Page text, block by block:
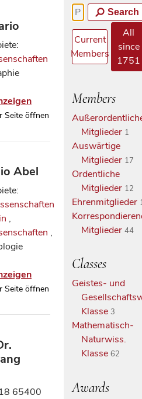
Seite öffnen
Abel
,
,
Seite öffnen
65400
Search
Current
Members
All
since
1751
Members
Mitglieder 1
Auswärtige
Mitglieder 17
Ordentliche
Mitglieder 12
Ehrenmitglieder
Mitglieder 44
Classes
Geistes- und
Klasse 3
Mathematisch-
Naturwiss.
Klasse 62
Awards